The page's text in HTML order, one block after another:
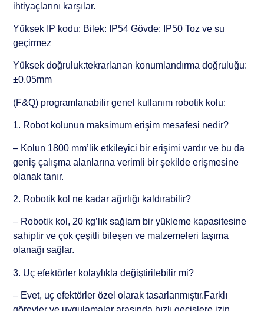
ihtiyaçlarını karşılar.
Yüksek IP kodu: Bilek: IP54 Gövde: IP50 Toz ve su
geçirmez
Yüksek doğruluk:tekrarlanan konumlandırma doğruluğu:
±0.05mm
(F&Q) programlanabilir genel kullanım robotik kolu:
1. Robot kolunun maksimum erişim mesafesi nedir?
– Kolun 1800 mm’lik etkileyici bir erişimi vardır ve bu da
geniş çalışma alanlarına verimli bir şekilde erişmesine
olanak tanır.
2. Robotik kol ne kadar ağırlığı kaldırabilir?
– Robotik kol, 20 kg’lık sağlam bir yükleme kapasitesine
sahiptir ve çok çeşitli bileşen ve malzemeleri taşıma
olanağı sağlar.
3. Uç efektörler kolaylıkla değiştirilebilir mi?
– Evet, uç efektörler özel olarak tasarlanmıştır.Farklı